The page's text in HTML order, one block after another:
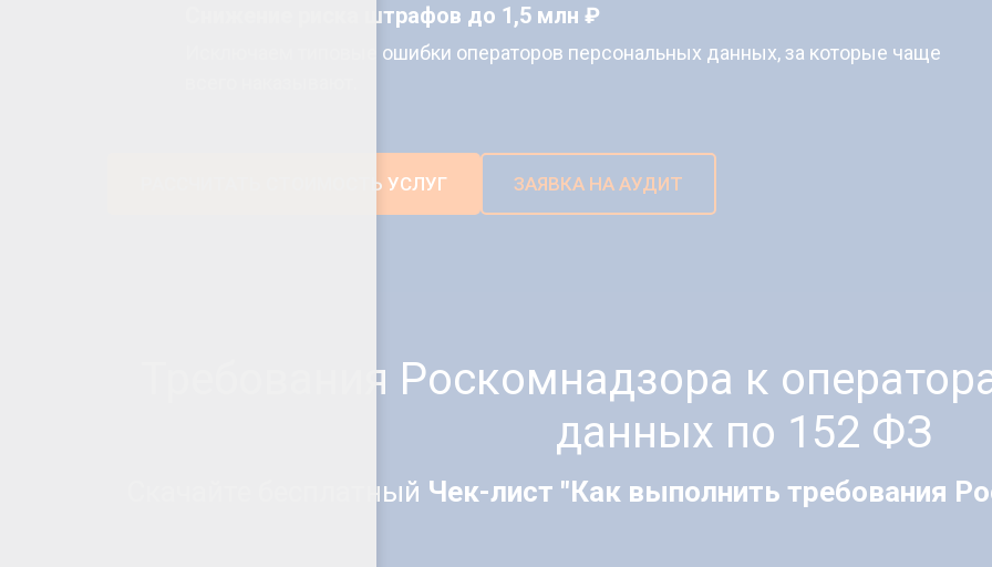
Снижение риска штрафов до 1,5 млн ₽
Исключаем типовые ошибки операторов персональных данных, за которые чаще
РАССЧИТАТЬ СТОИМОСТЬ УСЛУГ ЗАЯВКА НА АУДИТ
Требования Роскомнадзора к
данных по 152 ФЗ
Скачайте бесплатный Чек-лист "Как выполнить требования